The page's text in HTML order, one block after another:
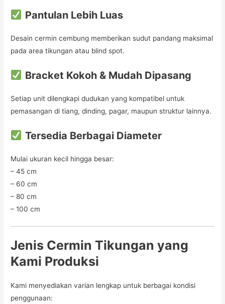
Pantulan Lebih Luas
Desain cermin cembung memberikan sudut pandang maksimal
pada area tikungan atau blind spot.
Bracket Kokoh & Mudah Dipasang
Setiap unit dilengkapi dudukan yang kompatibel untuk
pemasangan di tiang, dinding, pagar, maupun struktur lainnya.
Tersedia Berbagai Diameter
Mulai ukuran kecil hingga besar:
– 45 cm
– 60 cm
– 80 cm
– 100 cm
Jenis Cermin Tikungan yang
Kami Produksi
Kami menyediakan varian lengkap untuk berbagai kondisi
penggunaan: